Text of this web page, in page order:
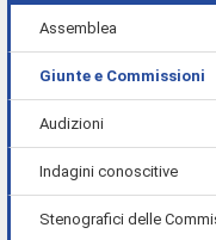
Assemblea
Giunte e Commissioni
Audizioni
Indagini conoscitive
Stenografici delle